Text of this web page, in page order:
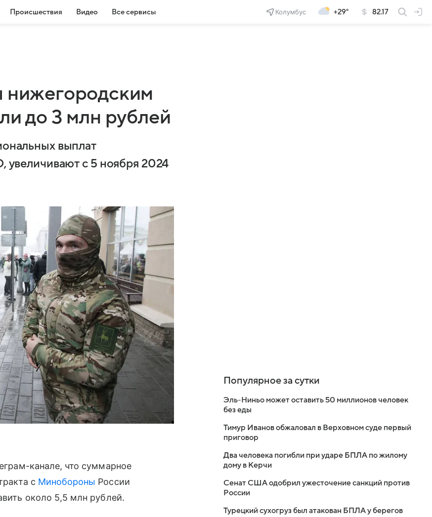
Происшествия Видео Все сервисы Колумбус +29° 82.17
нижегородским
до 3 млн рублей
выплат
с 5 ноября 2024
канале, что суммарное
с Минобороны России
около 5,5 млн рублей.
Популярное за сутки
Эль-Ниньо может оставить 50 миллионов человек
без еды
Тимур Иванов обжаловал в Верховном суде первый
приговор
Два человека погибли при ударе БПЛА по жилому
дому в Керчи
Сенат США одобрил ужесточение санкций против
России
Турецкий сухогруз был атакован БПЛА у берегов